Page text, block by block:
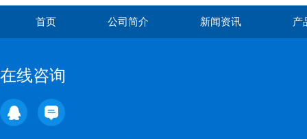
首页 公司简介 新闻资讯 产
在线咨询